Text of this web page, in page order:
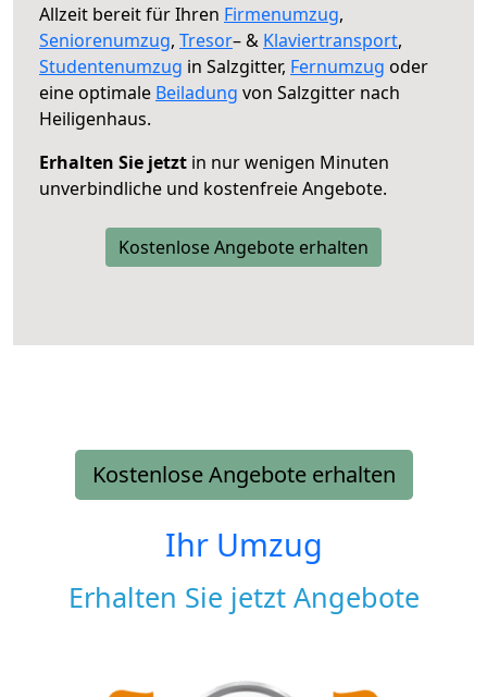
Allzeit bereit für Ihren Firmenumzug,
Seniorenumzug, Tresor– & Klaviertransport,
Studentenumzug in Salzgitter, Fernumzug oder
eine optimale Beiladung von Salzgitter nach
Heiligenhaus.
Erhalten Sie jetzt in nur wenigen Minuten
unverbindliche und kostenfreie Angebote.
Kostenlose Angebote erhalten
Kostenlose Angebote erhalten
Ihr Umzug
Erhalten Sie jetzt Angebote